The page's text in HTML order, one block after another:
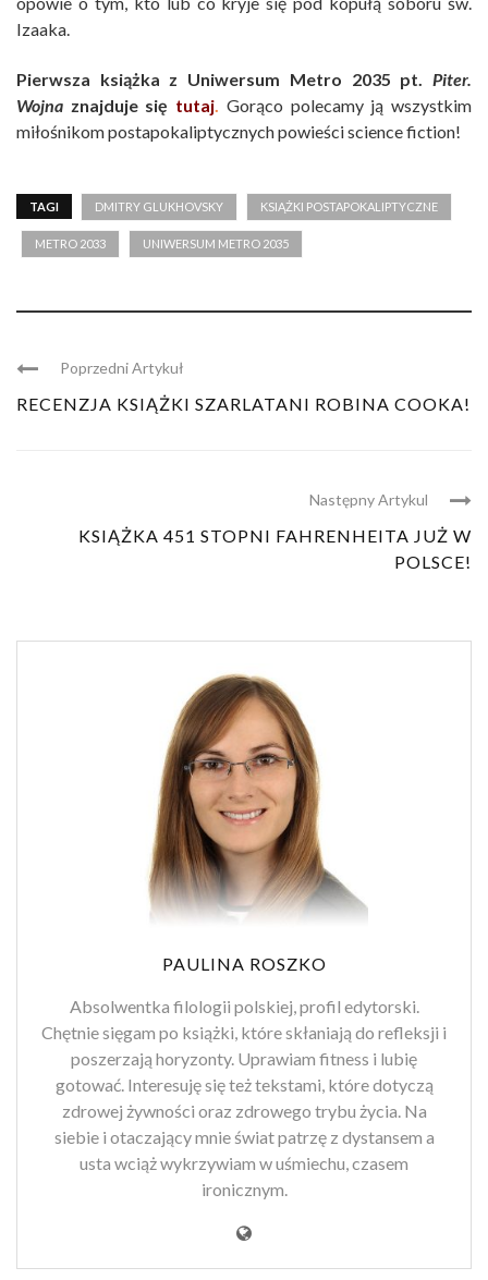
Izaaka.
Pierwsza książka z Uniwersum Metro 2035 pt. Piter.
Wojna znajduje się tutaj Gorąco polecamy ją wszystkim
miłośnikom postapokaliptycznych powieści science fiction!
TAGI DMITRY GLUKHOVSKY KSIĄŻKI POSTAPOKALIPTYCZNE
METRO 2033 UNIWERSUM METRO 2035
Poprzedni Artykuł
RECENZJA KSIĄŻKI SZARLATANI ROBINA COOKA!
Następny Artykul
KSIĄŻKA 451 STOPNI FAHRENHEITA JUŻ W
POLSCE!
PAULINA ROSZKO
Absolwentka filologii polskiej, profil edytorski.
Chętnie sięgam po książki, które skłaniają do refleksji i
poszerzają horyzonty. Uprawiam fitness i lubię
gotować. Interesuję się też tekstami, które dotyczą
zdrowej żywności oraz zdrowego trybu życia. Na
siebie i otaczający mnie świat patrzę z dystansem a
usta wciąż wykrzywiam w uśmiechu, czasem
ironicznym.